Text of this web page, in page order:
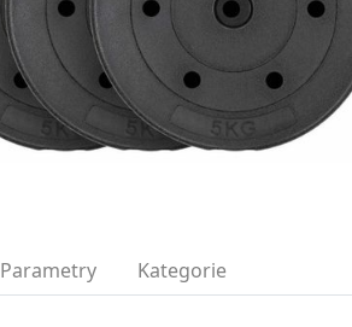
Parametry Kategorie